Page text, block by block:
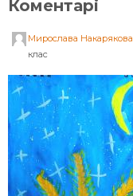
Коментарі
Мирослава Накарякова
клас